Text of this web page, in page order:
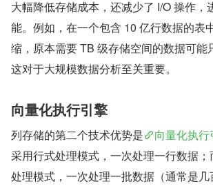
大幅降低存储成本，还减少了 I/O 操作，
能。例如，在一个包含 10 亿行数据的表
缩，原本需要 TB 级存储空间的数据可能
这对于大规模数据分析至关重要。
向量化执行引擎
列存储的第二个技术优势是 向量化执行
采用行式处理模式，一次处理一行数据
处理模式，一次处理一批数据（通常是几